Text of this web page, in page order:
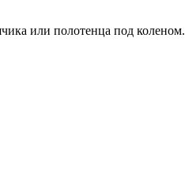
или полотенца под коленом.